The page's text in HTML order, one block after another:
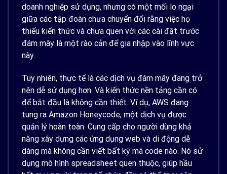
doanh nghiệp sử dụng, nhưng có một mối lo ngại
giữa các tập đoàn chưa chuyển đổi rằng việc họ
thiếu kiến ​​thức và chưa quen với các cài đặt trước
đám mây là một rào cản để gia nhập vào lĩnh vực
này.
Tuy nhiên, thực tế là các dịch vụ đám mây đang trở
nên dễ sử dụng hơn. Và kiến ​​thức nền tảng cần có
để bắt đầu là không cần thiết. Ví dụ, AWS đang
tung ra Amazon Honeycode, một dịch vụ được
quản lý hoàn toàn. Cung cấp cho người dùng khả
năng xây dựng các ứng dụng web và di động dễ
dàng mà không cần viết bất kỳ mã code nào. Nó sử
dụng mô hình spreadsheet quen thuộc, giúp hầu